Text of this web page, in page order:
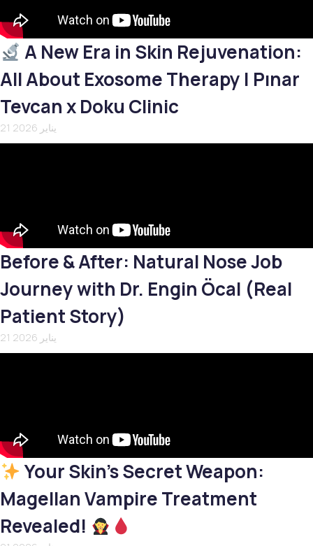
A New Era in Skin Rejuvenation:
All About Exosome Therapy | Pınar
Tevcan x Doku Clinic
21 يناير 2026
Before & After: Natural Nose Job
Journey with Dr. Engin Öcal (Real
Patient Story)
21 يناير 2026
Your Skin’s Secret Weapon:
Magellan Vampire Treatment
Revealed!